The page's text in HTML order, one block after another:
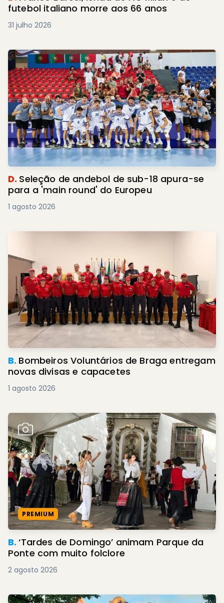
futebol italiano morre aos 66 anos
31 julho 2026
D. Seleção de andebol de sub-18 apura-se
para a 'main round' do Europeu
1 agosto 2026
B. Bombeiros Voluntários de Braga entregam
novas divisas e capacetes
1 agosto 2026
PREMIUM
B.‘Tardes de Domingo’ animam Parque da
Ponte com muito folclore
2 agosto 2026